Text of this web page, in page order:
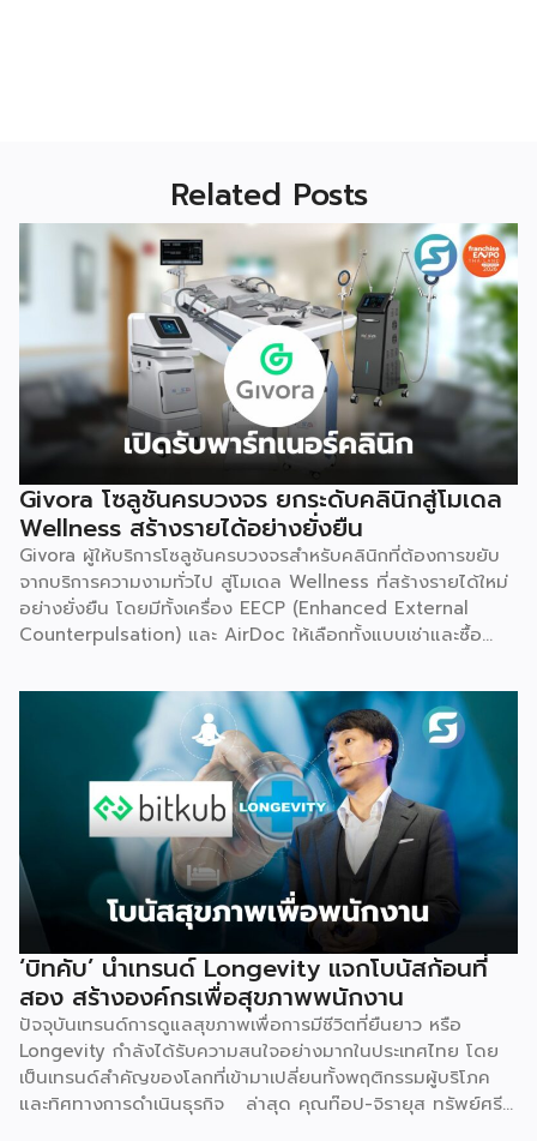
Related Posts
Givora โซลูชันครบวงจร ยกระดับคลินิกสู่โมเดล
Wellness สร้างรายได้อย่างยั่งยืน
Givora ผู้ให้บริการโซลูชันครบวงจรสำหรับคลินิกที่ต้องการขยับ
จากบริการความงามทั่วไป สู่โมเดล Wellness ที่สร้างรายได้ใหม่
อย่างยั่งยืน โดยมีทั้งเครื่อง EECP (Enhanced External
Counterpulsation) และ AirDoc ให้เลือกทั้งแบบเช่าและซื้อ
ธุรกิจใหม่ พร้อมทีมช่างที่คอยดูแลตรวจเช็กเครื่องมืออย่าง
สม่ำเสมอ ให้มั่นใจได้ว่าอุปกรณ์ทำงานอย่างมีประสิทธิภาพตลอด
อายุการใช้งาน เหมาะสำหรับคลินิกที่ต้องการสร้างรายได้เพิ่ม โดย
ไม่ต้องใช้เงินก้อนใหญ่ตั้งแต่วันแรก จุดเริ่มต้น มองเห็นกับดักที่
ทำให้อุตสาหกรรมสุขภาพ-ความงามไปไม่ถึงเป้าหมาย Givora
ไม่ได้เริ่มต้นจากการขายเครื่องมือเพียงอย่างเดียว แต่เกิดจากการ
มองเห็นว่าผู้ประกอบการจำนวนมากที่ตั้งใจอยากขยายธุรกิจสู่
Wellness กลับติดกับดักซ้ำ ๆ 3 เรื่องหลัก จนไปไม่ถึงเป้าหมาย
ที่วางไว้ ได้แก่ การไม่มีความรู้และขาดความเชี่ยวชาญเฉพาะด้าน
การไม่มีฐานลูกค้าเพราะการตลาดไม่ตรงกลุ่ม และการเริ่มต้นผิด
จุดทั้งเรื่องเครื่องมือ ระบบ และราคา Givora จึงออกแบบ
โซลูชันให้ครอบคลุมทั้งสามปัญหานี้ในคราวเดียวกัน แทนที่จะให้
คลินิกต้องแก้ปัญหาทีละเรื่องด้วยตัวเอง ด้านความรู้และความ
เชี่ยวชาญ — Givora มีทีมฝึกอบรมบุคลากรให้ได้มาตรฐาน
เดียวกัน พร้อมควบคุมคุณภาพและมาตรฐานการบริการตลอด
กระบวนการ เพื่อให้คลินิกพันธมิตรมั่นใจได้ว่าบุคลากรพร้อมให้
บริการอย่างถูกต้องตั้งแต่วันแรก ด้านฐานลูกค้าและการตลาด
‘บิทคับ’ นำเทรนด์ Longevity แจกโบนัสก้อนที่
สอง สร้างองค์กรเพื่อสุขภาพพนักงาน
ปัจจุบันเทรนด์การดูแลสุขภาพเพื่อการมีชีวิตที่ยืนยาว หรือ
Longevity กำลังได้รับความสนใจอย่างมากในประเทศไทย โดย
เป็นเทรนด์สำคัญของโลกที่เข้ามาเปลี่ยนทั้งพฤติกรรมผู้บริโภค
และทิศทางการดำเนินธุรกิจ ล่าสุด คุณท๊อป-จิรายุส ทรัพย์ศรี